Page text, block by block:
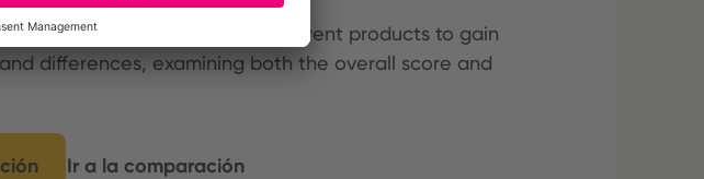
footprint of up to three different products to gain
differences, examining both the overall score and
Ir a la comparación